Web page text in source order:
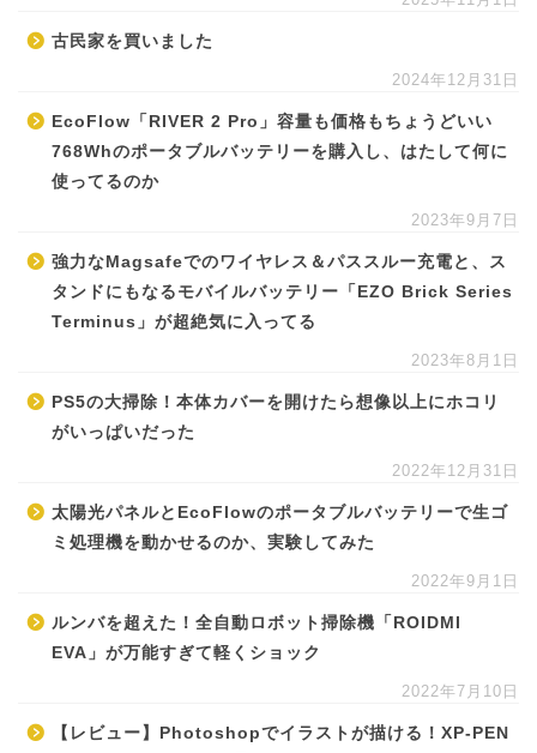
古民家を買いました
2024年12月31日
EcoFlow「RIVER 2 Pro」容量も価格もちょうどいい
768Whのポータブルバッテリーを購入し、はたして何に
使ってるのか
2023年9月7日
強力なMagsafeでのワイヤレス＆パススルー充電と、ス
タンドにもなるモバイルバッテリー「EZO Brick Series
Terminus」が超絶気に入ってる
2023年8月1日
PS5の大掃除！本体カバーを開けたら想像以上にホコリ
がいっぱいだった
2022年12月31日
太陽光パネルとEcoFlowのポータブルバッテリーで生ゴ
ミ処理機を動かせるのか、実験してみた
2022年9月1日
ルンバを超えた！全自動ロボット掃除機「ROIDMI
EVA」が万能すぎて軽くショック
2022年7月10日
【レビュー】Photoshopでイラストが描ける！XP-PEN